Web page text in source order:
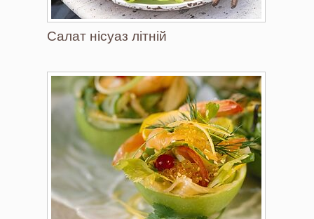
Салат нісуаз літній